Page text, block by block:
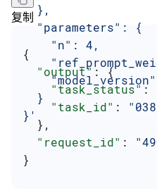
  },
  "parameters": {
    "n": 4,
  }
}'
复制
{
  "output"
: {
    "task_status"
:
    "task_id"
:
  },
  "request_id"
:
}